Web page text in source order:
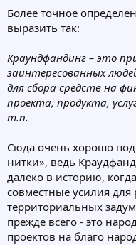
Более точное
выразить так:
Краундфандинг – это
заинтересованных
для сбора средств на
проекта, продукта,
т.п.
Сюда очень хорошо
нитки», ведь
далеко в историю,
совместные усилия
территориальных
прежде всего - это
проектов на благо